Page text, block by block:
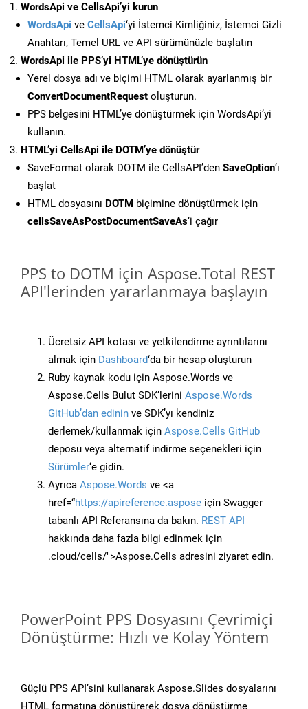
WordsApi ve CellsApi’yi kurun
WordsApi ve CellsApi‘yi İstemci Kimliğiniz, İstemci Gizli
Anahtarı, Temel URL ve API sürümünüzle başlatın
WordsApi ile PPS’yi HTML’ye dönüştürün
Yerel dosya adı ve biçimi HTML olarak ayarlanmış bir
ConvertDocumentRequest oluşturun.
PPS belgesini HTML’ye dönüştürmek için WordsApi’yi
kullanın.
HTML’yi CellsApi ile DOTM’ye dönüştür
SaveFormat olarak DOTM ile CellsAPI’den SaveOption‘ı
başlat
HTML dosyasını DOTM biçimine dönüştürmek için
cellsSaveAsPostDocumentSaveAs‘i çağır
PPS to DOTM için Aspose.Total REST
API'lerinden yararlanmaya başlayın
Ücretsiz API kotası ve yetkilendirme ayrıntılarını
almak için Dashboard‘da bir hesap oluşturun
Ruby kaynak kodu için Aspose.Words ve
Aspose.Cells Bulut SDK’lerini Aspose.Words
GitHub’dan edinin ve SDK’yı kendiniz
derlemek/kullanmak için Aspose.Cells GitHub
deposu veya alternatif indirme seçenekleri için
Sürümler‘e gidin.
Ayrıca Aspose.Words ve <a
href=“https://apireference.aspose için Swagger
tabanlı API Referansına da bakın. REST API
hakkında daha fazla bilgi edinmek için
.cloud/cells/">Aspose.Cells adresini ziyaret edin.
PowerPoint PPS Dosyasını Çevrimiçi
Dönüştürme: Hızlı ve Kolay Yöntem
Güçlü PPS API’sini kullanarak Aspose.Slides dosyalarını
HTML formatına dönüştürerek dosya dönüştürme